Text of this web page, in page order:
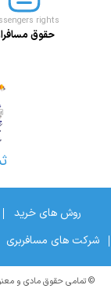
rights
حقوق
روش های خرید
شرکت های مسافربری